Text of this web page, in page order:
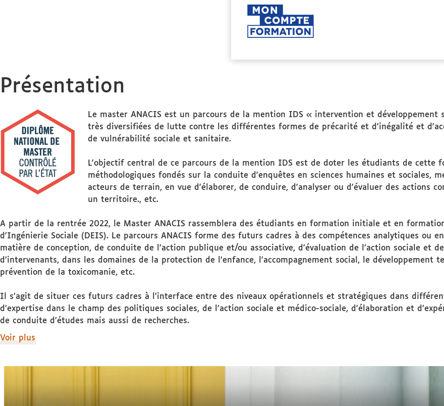
Présentation
Le master ANACIS est un parcours de la mention IDS « intervention et développement
très diversifiées de lutte contre les différentes formes de précarité et d'inégalité et
de vulnérabilité sociale et sanitaire.
L'objectif central de ce parcours de la mention IDS est de doter les étudiants de cette
méthodologiques fondés sur la conduite d'enquêtes en sciences humaines et sociales,
acteurs de terrain, en vue d'élaborer, de conduire, d'analyser ou d'évaluer des actions
un territoire., etc.
A partir de la rentrée 2022, le Master ANACIS rassemblera des étudiants en formation initiale et en
d'Ingénierie Sociale (DEIS). Le parcours ANACIS forme des futurs cadres à des compétences analytiques ou
matière de conception, de conduite de l’action publique et/ou associative, d’évaluation de l’action sociale et
d’intervenants, dans les domaines de la protection de l’enfance, l’accompagnement social, le
prévention de la toxicomanie, etc.
Il s’agit de situer ces futurs cadres à l’interface entre des niveaux opérationnels et stratégiques dans
d’expertise dans le champ des politiques sociales, de l’action sociale et médico-sociale, d’élaboration et
de conduite d’études mais aussi de recherches.
Voir plus